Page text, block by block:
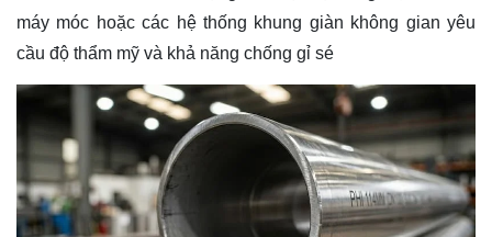
máy móc hoặc các hệ thống khung giàn không gian yêu
cầu độ thẩm mỹ và khả năng chống gỉ sé